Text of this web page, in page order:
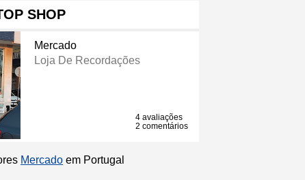
SHOP
Mercado
Loja De Recordações
4 avaliações
2 comentários
Mercado em Portugal